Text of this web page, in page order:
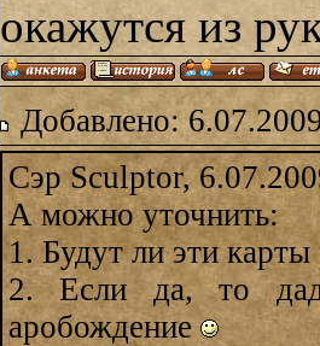
окажутся из
Добавлено:
Сэр Sculptor,
А можно уточнить:
1. Будут ли эти
2. Если да, то
аробождение